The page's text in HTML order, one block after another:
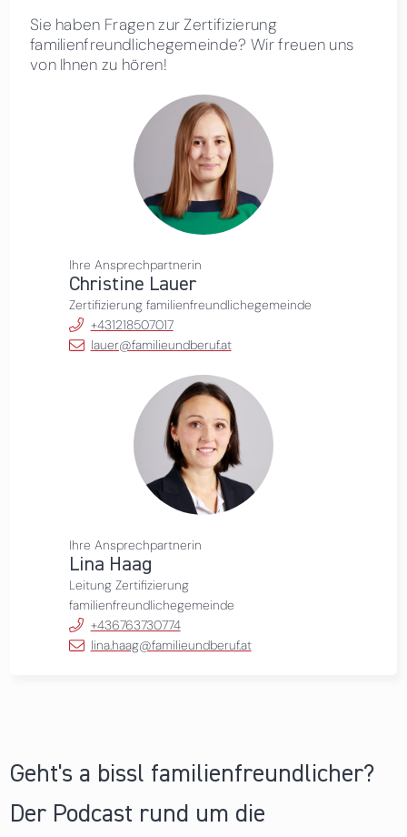
Sie haben Fragen zur Zertifizierung
familienfreundlichegemeinde? Wir freuen uns
von Ihnen zu hören!
Ihre Ansprechpartnerin
Christine Lauer
Zertifizierung familienfreundlichegemeinde
+431218507017
lauer@familieundberuf.at
Ihre Ansprechpartnerin
Lina Haag
Leitung Zertifizierung
familienfreundlichegemeinde
+436763730774
lina.haag@familieundberuf.at
Geht's a bissl familienfreundlicher?
Der Podcast rund um die